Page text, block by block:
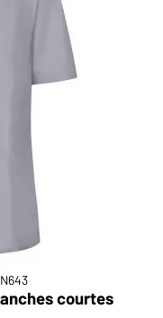
courtes